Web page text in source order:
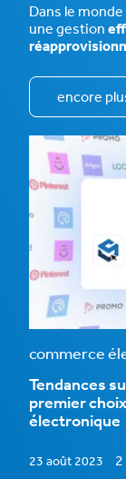
Dans le
une gestion
encore
commerce
Tendances
premier
électronique
23 août 2023